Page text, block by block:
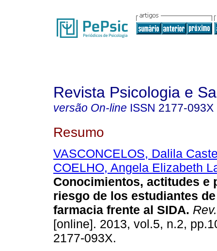
Revista Psicologia e
versão On-line ISSN 2177-093X
Resumo
VASCONCELOS, Dalila
COELHO, Angela Elizabeth
Conocimientos, actitudes e
riesgo de los estudiantes
farmacia frente al SIDA.
[online]. 2013, vol.5, n.2,
2177-093X.